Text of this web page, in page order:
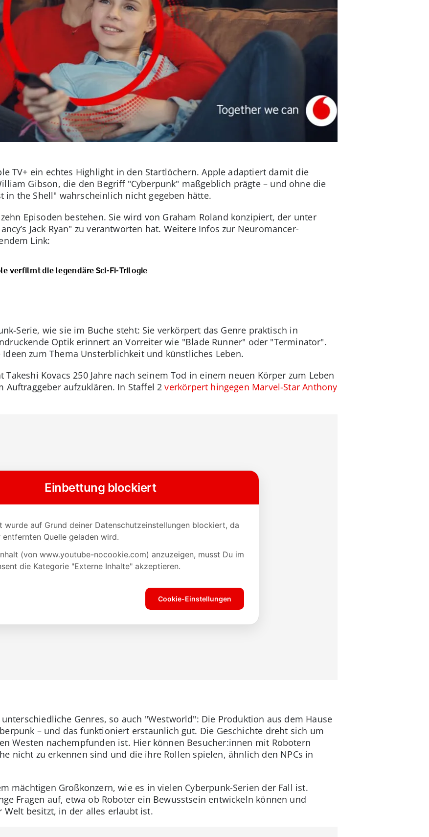
TV+ ein echtes Highlight in den Startlöchern. Apple adaptiert damit die
Gibson, die den Begriff "Cyberpunk" maßgeblich prägte – und ohne die
in the Shell" wahrscheinlich nicht gegeben hätte.
Episoden bestehen. Sie wird von Graham Roland konzipiert, der unter
Jack Ryan" zu verantworten hat. Weitere Infos zur Neuromancer-
Link:
verfilmt die legendäre Sci-Fi-Trilogie
Serie, wie sie im Buche steht: Sie verkörpert das Genre praktisch in
Optik erinnert an Vorreiter wie "Blade Runner" oder "Terminator".
zum Thema Unsterblichkeit und künstliches Leben.
Takeshi Kovacs 250 Jahre nach seinem Tod in einem neuen Körper zum Leben
Auftraggeber aufzuklären. In Staffel 2verkörpert hingegen Marvel-Star Anthony
Genres, so auch "Westworld": Die Produktion aus dem Hause
– und das funktioniert erstaunlich gut. Die Geschichte dreht sich um
Westen nachempfunden ist. Hier können Besucher:innen mit Robotern
nicht zu erkennen sind und die ihre Rollen spielen, ähnlich den NPCs in
mächtigen Großkonzern, wie es in vielen Cyberpunk-Serien der Fall ist.
Fragen auf, etwa ob Roboter ein Bewusstsein entwickeln können und
besitzt, in der alles erlaubt ist.